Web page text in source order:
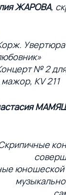
ЖАРОВА,
Увертюра
№ 2
KV 211
юношеской